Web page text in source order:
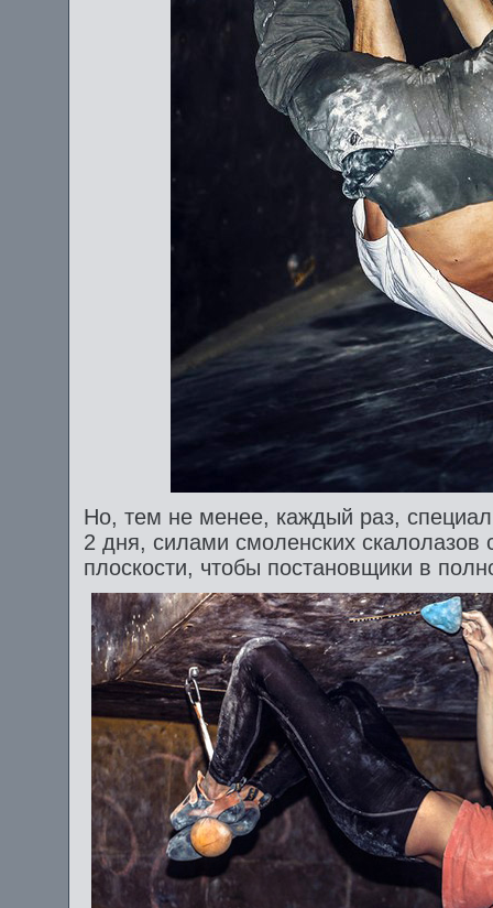
Но, тем не менее, каждый раз,
2 дня, силами смоленских скалолазов
плоскости, чтобы постановщики в